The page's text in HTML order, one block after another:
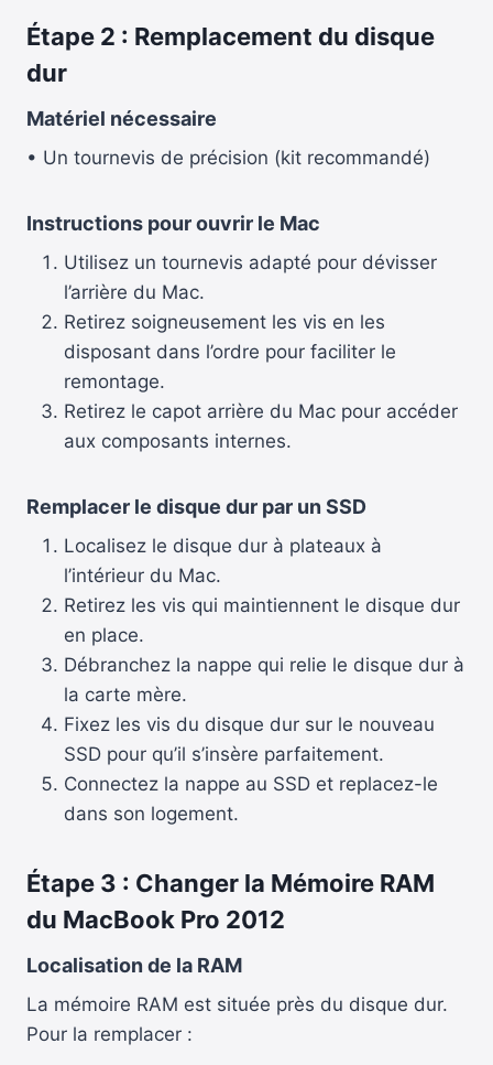
Étape 2 : Remplacement du disque
dur
Matériel nécessaire
• Un tournevis de précision (kit recommandé)
Instructions pour ouvrir le Mac
Utilisez un tournevis adapté pour dévisser
l’arrière du Mac.
Retirez soigneusement les vis en les
disposant dans l’ordre pour faciliter le
remontage.
Retirez le capot arrière du Mac pour accéder
aux composants internes.
Remplacer le disque dur par un SSD
Localisez le disque dur à plateaux à
l’intérieur du Mac.
Retirez les vis qui maintiennent le disque dur
en place.
Débranchez la nappe qui relie le disque dur à
la carte mère.
Fixez les vis du disque dur sur le nouveau
SSD pour qu’il s’insère parfaitement.
Connectez la nappe au SSD et replacez-le
dans son logement.
Étape 3 : Changer la Mémoire RAM
du MacBook Pro 2012
Localisation de la RAM
La mémoire RAM est située près du disque dur.
Pour la remplacer :